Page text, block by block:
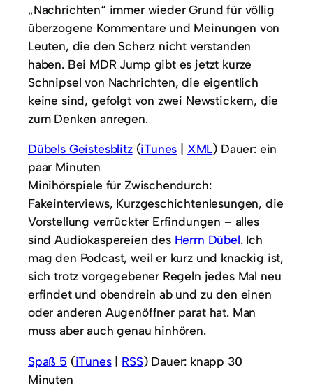
„Nachrichten“ immer wieder Grund für völlig
überzogene Kommentare und Meinungen von
Leuten, die den Scherz nicht verstanden
haben. Bei MDR Jump gibt es jetzt kurze
Schnipsel von Nachrichten, die eigentlich
keine sind, gefolgt von zwei Newstickern, die
zum Denken anregen.
Dübels Geistesblitz(iTunes XML) Dauer: ein
paar Minuten
Minihörspiele für Zwischendurch:
Fakeinterviews, Kurzgeschichtenlesungen, die
Vorstellung verrückter Erfindungen – alles
sind Audiokaspereien des Herrn Dübel. Ich
mag den Podcast, weil er kurz und knackig ist,
sich trotz vorgegebener Regeln jedes Mal neu
erfindet und obendrein ab und zu den einen
oder anderen Augenöffner parat hat. Man
muss aber auch genau hinhören.
Spaß 5 (iTunes| RSS) Dauer: knapp 30
Minuten